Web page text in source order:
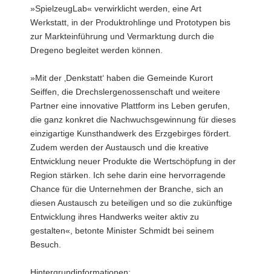
»SpielzeugLab« verwirklicht werden, eine Art
Werkstatt, in der Produktrohlinge und Prototypen bis
zur Markteinführung und Vermarktung durch die
Dregeno begleitet werden können.
»Mit der ‚Denkstatt‘ haben die Gemeinde Kurort
Seiffen, die Drechslergenossenschaft und weitere
Partner eine innovative Plattform ins Leben gerufen,
die ganz konkret die Nachwuchsgewinnung für dieses
einzigartige Kunsthandwerk des Erzgebirges fördert.
Zudem werden der Austausch und die kreative
Entwicklung neuer Produkte die Wertschöpfung in der
Region stärken. Ich sehe darin eine hervorragende
Chance für die Unternehmen der Branche, sich an
diesen Austausch zu beteiligen und so die zukünftige
Entwicklung ihres Handwerks weiter aktiv zu
gestalten«, betonte Minister Schmidt bei seinem
Besuch.
Hintergrundinformationen: